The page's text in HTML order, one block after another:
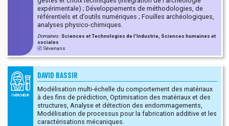
expérimentale) ; Développements de méthodologies, de
référentiels et d’outils numériques ; Fouilles archéologiques,
analyses physico-chimiques.
Domaines :Sciences et Technologies de l'Industrie, Sciences humaines et
sociales
Sévenans
CHERCHEUR
DAVID BASSIR
Modélisation multi-échelle du comportement des matériaux
à des fins de prédiction, Optimisation des matériaux et des
structures, Analyse et détection des endommagements,
Modélisation de processus pour la fabrication additive et les
caractérisations mécaniques.